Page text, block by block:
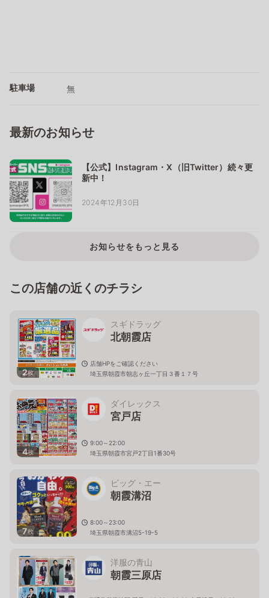
駐車場 無
最新のお知らせ
【公式】Instagram・X（旧Twitter）続々更
新中！
2024年12月30日
お知らせをもっと見る
この店舗の近くのチラシ
2枚
スギドラッグ
北朝霞店
店舗HPをご確認ください
埼玉県朝霞市朝志ヶ丘一丁目３番１７号
4枚
ダイレックス
宮戸店
9:00～22:00
埼玉県朝霞市宮戸2丁目1番30号
7枚
ビッグ・エー
朝霞溝沼
8:00～23:00
埼玉県朝霞市溝沼5-19-5
洋服の青山
朝霞三原店